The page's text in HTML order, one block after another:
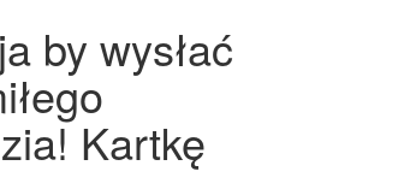
by wysłać
Kartkę